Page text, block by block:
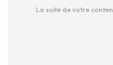
La suite de votre